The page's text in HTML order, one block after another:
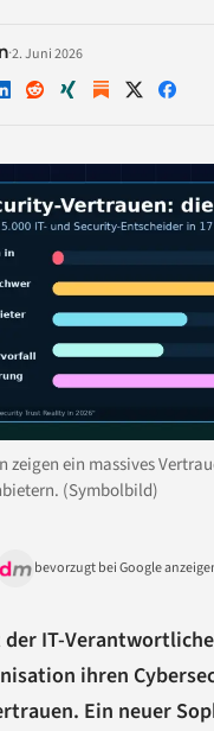
·2. Juni 2026
Auf Auf Auf Auf Auf
zeigen ein massives
(Symbolbild)
bevorzugt bei Google
IT-
ihren
Ein neuer